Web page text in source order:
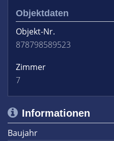
Objektdaten
Objekt-Nr.
878798589523
Zimmer
7
Informationen
Baujahr